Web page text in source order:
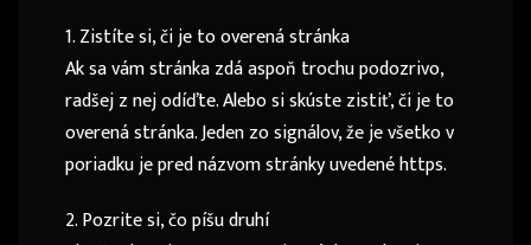
1. Zistíte si, či je to overená stránka
Ak sa vám stránka zdá aspoň trochu podozrivo,
radšej z nej odíďte. Alebo si skúste zistiť, či je to
overená stránka. Jeden zo signálov, že je všetko v
poriadku je pred názvom stránky uvedené https.
2. Pozrite si, čo píšu druhí